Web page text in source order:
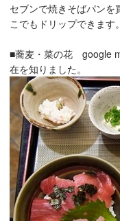
セブンで焼きそばパン
こでもドリップできます
■蕎麦・菜の花 google
在を知りました。